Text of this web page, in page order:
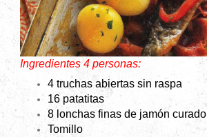
Ingredientes 4 personas:
4 truchas abiertas sin raspa
16 patatitas
8 lonchas finas de jamón curado
Tomillo